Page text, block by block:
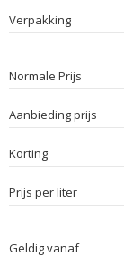
Verpakking
Normale Prijs
Aanbieding prijs
Korting
Prijs per liter
Geldig vanaf